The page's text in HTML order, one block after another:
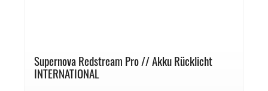
Supernova Redstream Pro // Akku Rücklicht
INTERNATIONAL